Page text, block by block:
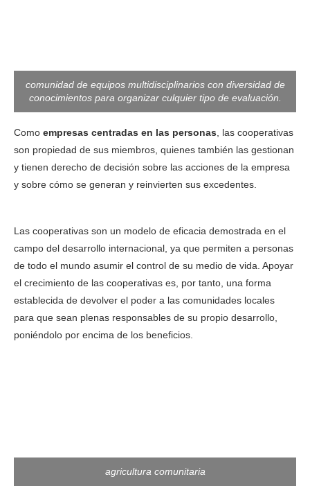
comunidad de equipos multidisciplinarios con diversidad de
conocimientos para organizar culquier tipo de evaluación.
Como empresas centradas en las personas , las cooperativas
son propiedad de sus miembros, quienes también las gestionan
y tienen derecho de decisión sobre las acciones de la empresa
y sobre cómo se generan y reinvierten sus excedentes.
Las cooperativas son un modelo de eficacia demostrada en el
campo del desarrollo internacional, ya que permiten a personas
de todo el mundo asumir el control de su medio de vida. Apoyar
el crecimiento de las cooperativas es, por tanto, una forma
establecida de devolver el poder a las comunidades locales
para que sean plenas responsables de su propio desarrollo,
poniéndolo por encima de los beneficios.
agricultura comunitaria